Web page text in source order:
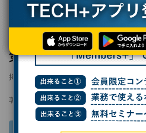
TECH+ 企業IT
ITインフラ
さくらインターネット、「高火力」シリー
さくらインターネット
第3弾「高火力VRT」提
掲載日 2025/04/16 16:25
著者： 熊谷知泰